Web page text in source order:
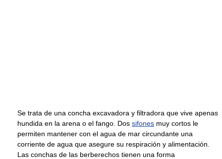
Se trata de una concha excavadora y filtradora que vive apenas
hundida en la arena o el fango. Dos sifones muy cortos le
permiten mantener con el agua de mar circundante una
corriente de agua que asegure su respiración y alimentación.
Las conchas de las berberechos tienen una forma